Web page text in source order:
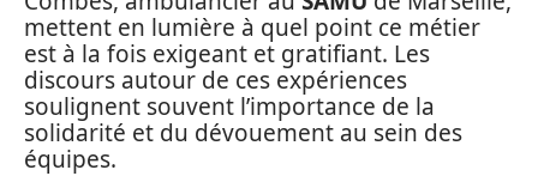
mettent en lumière à quel point ce métier
est à la fois exigeant et gratifiant. Les
discours autour de ces expériences
soulignent souvent l’importance de la
solidarité et du dévouement au sein des
équipes.